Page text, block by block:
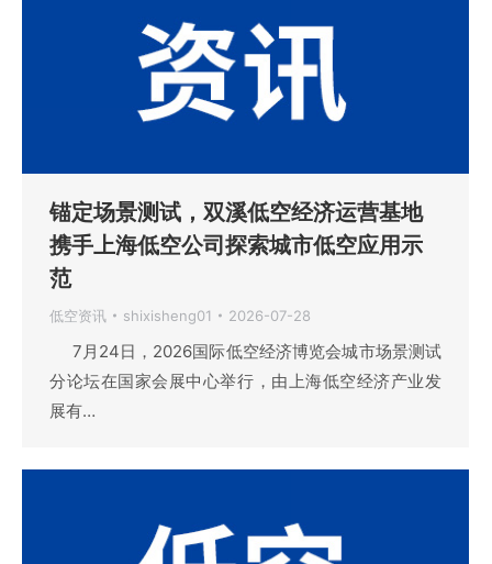
锚定场景测试，双溪低空经济运营基地
携手上海低空公司探索城市低空应用示
范
低空资讯 shixisheng01 2026-07-28
7月24日，2026国际低空经济博览会城市场景测试
分论坛在国家会展中心举行，由上海低空经济产业发
展有…